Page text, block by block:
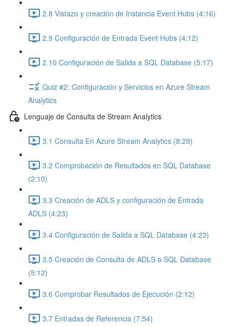
2.8 Vistazo y creación de Instancia Event Hubs (4:16)
2.9 Configuración de Entrada Event Hubs (4:12)
2.10 Configuración de Salida a SQL Database (5:17)
Quiz #2: Configuración y Servicios en Azure Stream
Analytics
Lenguaje de Consulta de Stream Analytics
3.1 Consulta En Azure Stream Analytics (8:29)
3.2 Comprobación de Resultados en SQL Database
(2:10)
3.3 Creación de ADLS y configuración de Entrada
ADLS (4:23)
3.4 Configuración de Salida a SQL Database (4:23)
3.5 Creación de Consulta de ADLS a SQL Database
(5:12)
3.6 Comprobar Resultados de Ejecución (2:12)
3.7 Entradas de Referencia (7:54)